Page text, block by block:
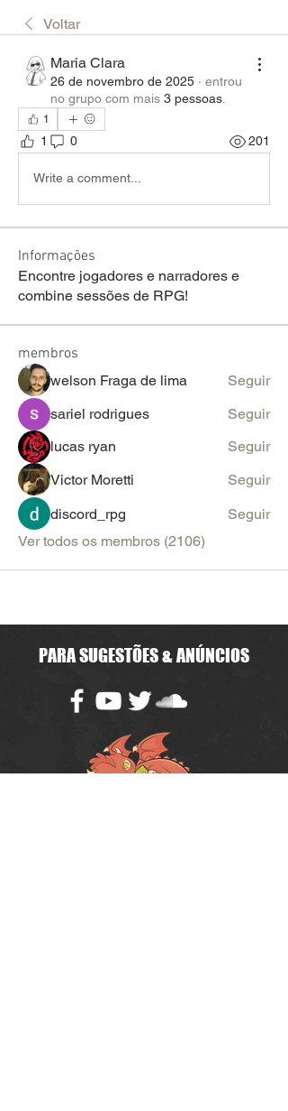
Voltar
Maria Clara
26 de novembro de 2025 · entrou
no grupo com mais 3 pessoas
1
1 0 201
Write a comment...
Informações
Encontre jogadores e narradores e
combine sessões de RPG!
membros
welson Fraga de lima
Seguir
sariel rodrigues
Seguir
lucas ryan
Seguir
Victor Moretti
Seguir
discord_rpg
Seguir
Ver todos os membros (2106)
PARA SUGESTÕES & ANÚNCIOS